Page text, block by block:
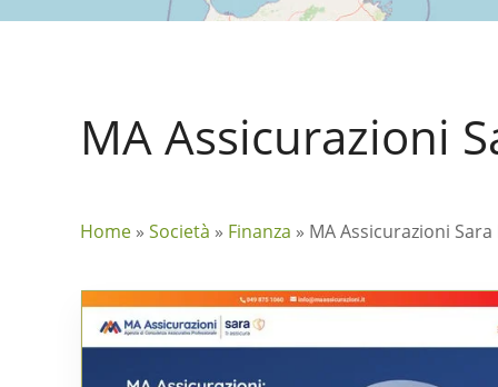
MA Assicurazioni
Home » Società » Finanza » MA Assicurazioni Sara